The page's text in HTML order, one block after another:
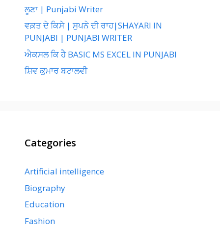
ਲੂਣਾ | Punjabi Writer
ਵਕ਼ਤ ਦੇ ਕਿਸੇ | ਸੁਪਨੇ ਦੀ ਰਾਹ|SHAYARI IN
PUNJABI | PUNJABI WRITER
ਐਕਸਲ ਕਿ ਹੈ BASIC MS EXCEL IN PUNJABI
ਸ਼ਿਵ ਕੁਮਾਰ ਬਟਾਲਵੀ
Categories
Artificial intelligence
Biography
Education
Fashion